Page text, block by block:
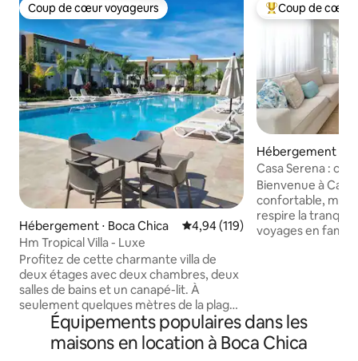
Coup de cœur voyageurs
Coup de cœur voyageurs
Hébergement ⋅ Boca Chica Évaluation moyenne sur la
4,94 (119)
Hm Tropical Villa - Luxe
Profitez de cette charmante villa de
deux étages avec deux chambres, deux
salles de bains et un canapé-lit. À
seulement quelques mètres de la plage,
à environ 500 m, dans le quartier exclusif
de Boca Chica, à quelques pas des
meilleurs restaurants : Boca Marina, St
Coups de cœur
Coup de cœur
Hébergement ⋅
Casa Serena :
spacieuse et
Bienvenue à Casa Serena
confortable,
respire la
voyages en
faible densité.
trafic minimal,
élevées, un
Équipements populaires dans les
maisons en location à Boca Chica